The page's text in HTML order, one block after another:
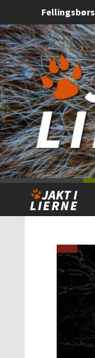
Gå
til
innholdet
Forstørre
skrift
Fellingsbørs